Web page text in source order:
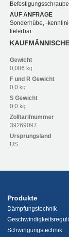
AUF ANFRAGE
Sonderhübe, -
lieferbar.
Gewicht
0,006 kg
F und R Gewicht
0,0 kg
S Gewicht
0,0 kg
Zolltarifnummer
39269097
Ursprungsland
US
Produkte
Dämpfungstechnik
Schwingungstechnik